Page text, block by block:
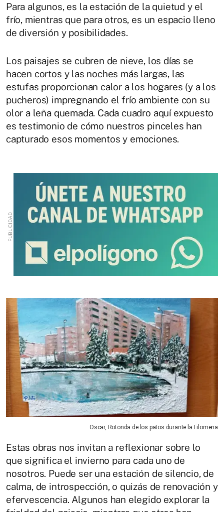
Para algunos, es la estación de la quietud y el
frío, mientras que para otros, es un espacio lleno
de diversión y posibilidades.
Los paisajes se cubren de nieve, los días se
hacen cortos y las noches más largas, las
estufas proporcionan calor a los hogares (y a los
pucheros) impregnando el frío ambiente con su
olor a leña quemada. Cada cuadro aquí expuesto
es testimonio de cómo nuestros pinceles han
capturado esos momentos y emociones.
Oscar, Rotonda de los patos durante la Filomena
Estas obras nos invitan a reflexionar sobre lo
que significa el invierno para cada uno de
nosotros. Puede ser una estación de silencio, de
calma, de introspección, o quizás de renovación y
efervescencia. Algunos han elegido explorar la